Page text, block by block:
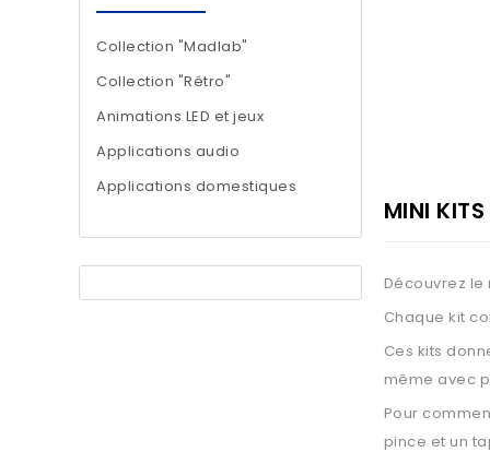
Collection "Madlab"
Collection "Rétro"
Animations LED et jeux
Applications audio
Applications domestiques
MINI KITS
Découvrez
Chaque kit
Ces kits
même avec
Pour
pince et un